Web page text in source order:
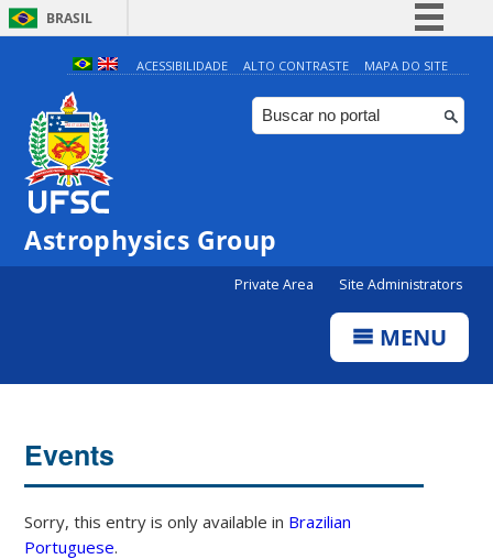
BRASIL
Simplifique!
Comunica BR
Participe
ACESSIBILIDADE ALTO CONTRASTE MAPA DO SITE
Astrophysics Group
Private Area Site Administrators
MENU
Events
Sorry, this entry is only available in Brazilian
Portuguese.